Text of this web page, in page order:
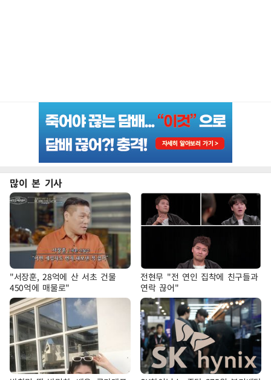
많이 본 기사
"서장훈, 28억에 산 서초 건물
450억에 매물로"
전현무 "전 연인 집착에 친구들과
연락 끊어"